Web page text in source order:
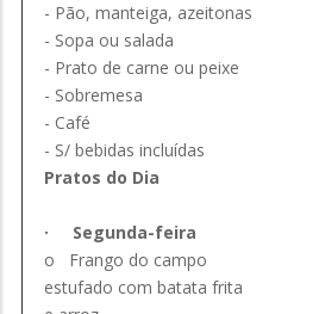
- Pão, manteiga, azeitonas
- Sopa ou salada
- Prato de carne ou peixe
- Sobremesa
- Café
- S/ bebidas incluídas
Pratos do Dia
·
Segunda-feira
o
Frango do campo
estufado com batata frita